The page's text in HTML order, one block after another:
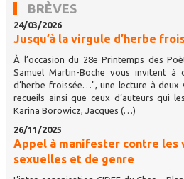
BRÈVES
24/03/2026
Jusqu’à la virgule d’herbe
À l’occasion du 28e Printemps des
Samuel Martin-Boche vous invitent à
d’herbe froissée…", une lecture à
recueils ainsi que ceux d’auteurs qui
Karina Borowicz, Jacques (…)
26/11/2025
Appel à manifester contre les
sexuelles et de genre